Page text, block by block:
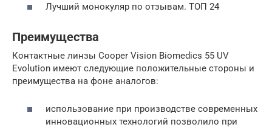
Лучший монокуляр по отзывам. ТОП 24
Преимущества
Контактные линзы Cooper Vision Biomedics 55 UV
Evolution имеют следующие положительные стороны и
преимущества на фоне аналогов:
использование при производстве современных
инновационных технологий позволило при